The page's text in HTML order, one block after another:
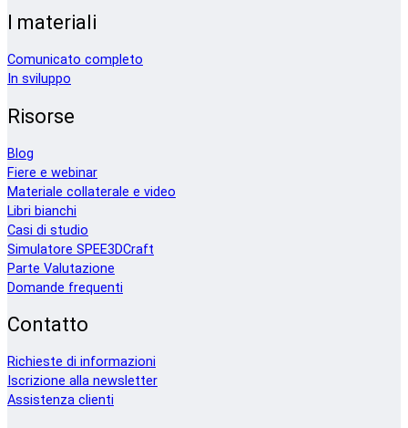
I materiali
Comunicato completo
In sviluppo
Risorse
Blog
Fiere e webinar
Materiale collaterale e video
Libri bianchi
Casi di studio
Simulatore SPEE3DCraft
Parte Valutazione
Domande frequenti
Contatto
Richieste di informazioni
Iscrizione alla newsletter
Assistenza clienti